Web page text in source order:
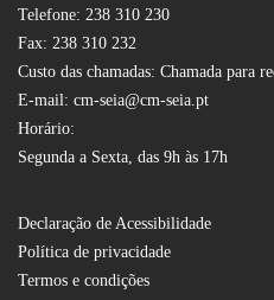
Telefone: 238 310 230
Fax: 238 310 232
Custo das chamadas: Chamada para
E-mail: cm-seia@cm-seia.pt
Horário:
Segunda a Sexta, das 9h às 17h
Declaração de Acessibilidade
Política de privacidade
Termos e condições